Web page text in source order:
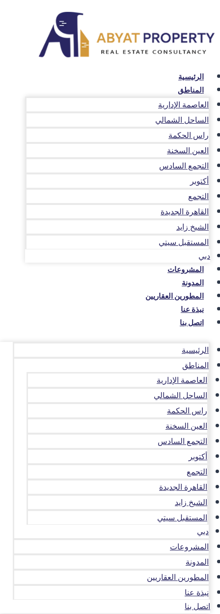
المحتوى
الرئيسية
المناطق
العاصمة الإدارية
الساحل الشمالي
راس الحكمة
العين السخنة
التجمع السادس
أكتوبر
التجمع
القاهرة الجديدة
الشيخ زايد
المستقبل سيتي
دبي
المشروعات
المدونة
المطورين العقاريين
نبذة عنا
اتصل بنا
الرئيسية
المناطق
العاصمة الإدارية
الساحل الشمالي
راس الحكمة
العين السخنة
التجمع السادس
أكتوبر
التجمع
القاهرة الجديدة
الشيخ زايد
المستقبل سيتي
دبي
المشروعات
المدونة
المطورين العقاريين
نبذة عنا
اتصل بنا